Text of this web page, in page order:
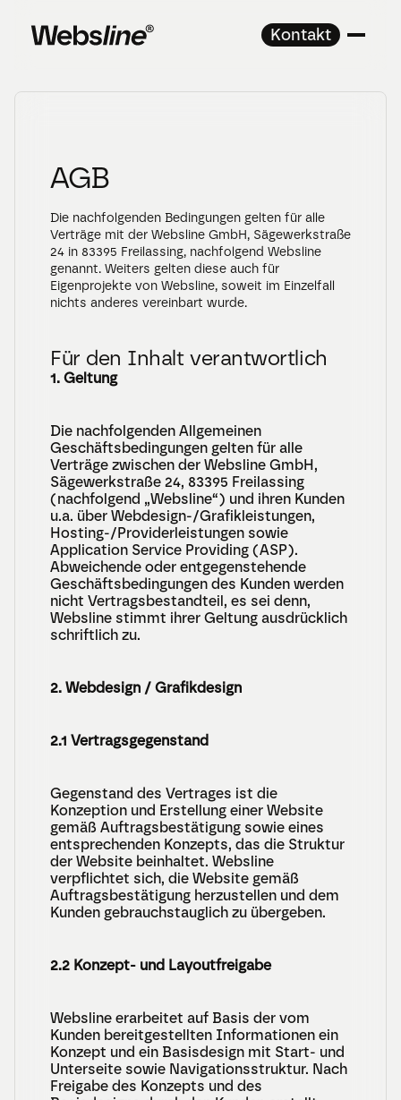
Kontakt
AGB
Die nachfolgenden Bedingungen gelten für alle
Verträge mit der Websline GmbH, Sägewerkstraße
24 in 83395 Freilassing, nachfolgend Websline
genannt. Weiters gelten diese auch für
Eigenprojekte von Websline, soweit im Einzelfall
nichts anderes vereinbart wurde.
Für den Inhalt verantwortlich
1. Geltung
Die nachfolgenden Allgemeinen
Geschäftsbedingungen gelten für alle
Verträge zwischen der Websline GmbH,
Sägewerkstraße 24, 83395 Freilassing
(nachfolgend „Websline“) und ihren Kunden
u.a. über Webdesign-/Grafikleistungen,
Hosting-/Providerleistungen sowie
Application Service Providing (ASP).
Abweichende oder entgegenstehende
Geschäftsbedingungen des Kunden werden
nicht Vertragsbestandteil, es sei denn,
Websline stimmt ihrer Geltung ausdrücklich
schriftlich zu.
2. Webdesign / Grafikdesign
2.1 Vertragsgegenstand
Gegenstand des Vertrages ist die
Konzeption und Erstellung einer Website
gemäß Auftragsbestätigung sowie eines
entsprechenden Konzepts, das die Struktur
der Website beinhaltet. Websline
verpflichtet sich, die Website gemäß
Auftragsbestätigung herzustellen und dem
Kunden gebrauchstauglich zu übergeben.
2.2 Konzept- und Layoutfreigabe
Websline erarbeitet auf Basis der vom
Kunden bereitgestellten Informationen ein
Konzept und ein Basisdesign mit Start- und
Unterseite sowie Navigationsstruktur. Nach
Freigabe des Konzepts und des